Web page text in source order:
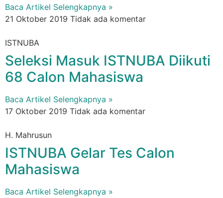
Baca Artikel Selengkapnya »
21 Oktober 2019 Tidak ada komentar
ISTNUBA
Seleksi Masuk ISTNUBA Diikuti
68 Calon Mahasiswa
Baca Artikel Selengkapnya »
17 Oktober 2019 Tidak ada komentar
H. Mahrusun
ISTNUBA Gelar Tes Calon
Mahasiswa
Baca Artikel Selengkapnya »